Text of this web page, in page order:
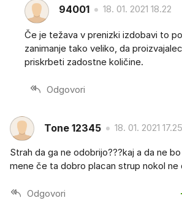
94001 18. 01. 2021 18.22
Če je težava v prenizki izdobavi to
zanimanje tako veliko, da
priskrbeti zadostne količine.
Odgovori
Tone 12345 18. 01. 2021 17.25
Strah da ga ne odobrijo???kaj a da ne
mene če ta dobro placan strup nokol ne
Odgovori